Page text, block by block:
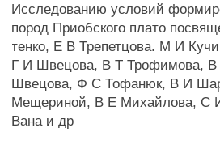
Исследованию условий
пород Приобского плато
тенко, Е В Трепетцова. М И
Г И Швецова, В Т Трофимова,
Швецова, Ф С Тофанюк, В И
Мещериной, В Е Михайлова, С
Вана и др